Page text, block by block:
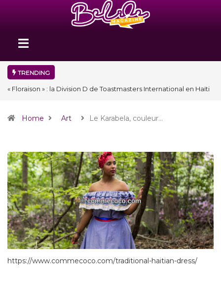
TRENDING
« Floraison » : la Division D de Toastmasters International en Haïti
Home Art Le Karabela, couleur…
https://www.commecoco.com/traditional-haitian-dress/